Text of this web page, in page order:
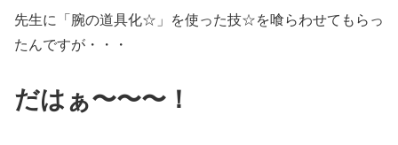
先生に「腕の道具化☆」を使った技☆を喰らわせてもらっ
たんですが・・・
だはぁ〜〜〜！